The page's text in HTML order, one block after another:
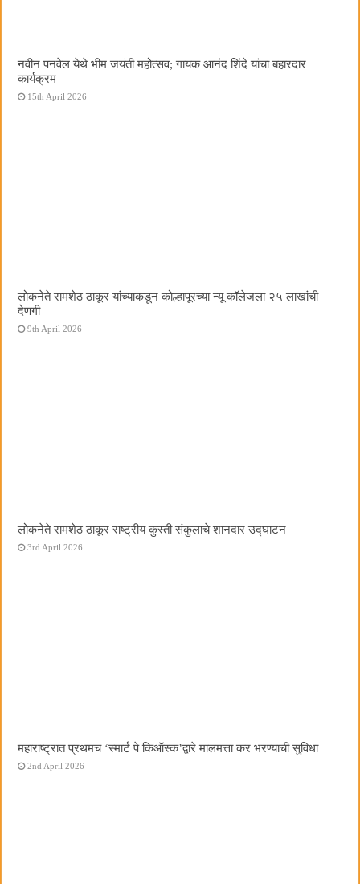
नवीन पनवेल येथे भीम जयंती महोत्सव; गायक आनंद शिंदे यांचा बहारदार
कार्यक्रम
15th April 2026
लोकनेते रामशेठ ठाकूर यांच्याकडून कोल्हापूरच्या न्यू कॉलेजला २५ लाखांची
देणगी
9th April 2026
लोकनेते रामशेठ ठाकूर राष्ट्रीय कुस्ती संकुलाचे शानदार उद्घाटन
3rd April 2026
महाराष्ट्रात प्रथमच ‌‘स्मार्ट पे किऑस्क‌’द्वारे मालमत्ता कर भरण्याची सुविधा
2nd April 2026